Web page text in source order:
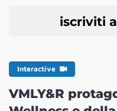
iscriviti
Interactive
VMLY&R